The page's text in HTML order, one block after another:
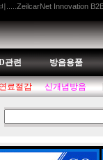
.....ZeilcarNet Innovation
관련 방음용품
료절감 신개념방음